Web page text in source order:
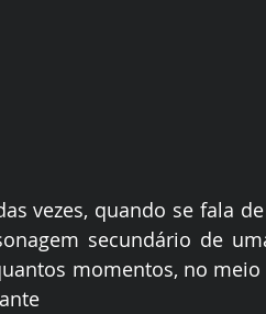
vezes, quando se fala
secundário de
momentos, no